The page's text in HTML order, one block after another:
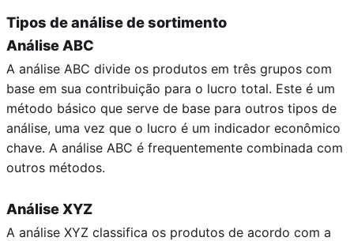
Tipos de análise de sortimento
Análise ABC
A análise ABC divide os produtos em três grupos com
base em sua contribuição para o lucro total. Este é um
método básico que serve de base para outros tipos de
análise, uma vez que o lucro é um indicador econômico
chave. A análise ABC é frequentemente combinada com
outros métodos.
Análise XYZ
A análise XYZ classifica os produtos de acordo com a